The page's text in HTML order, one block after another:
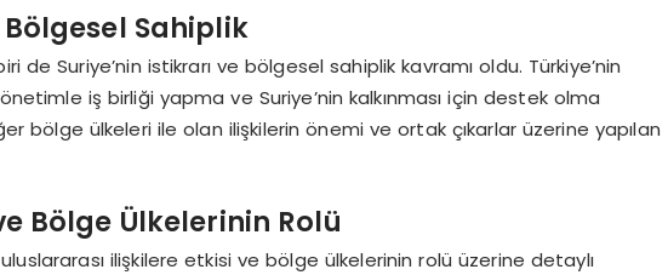
Bölgesel Sahiplik
de Suriye’nin istikrarı ve bölgesel sahiplik kavramı oldu. Türkiye’nin
iş birliği yapma ve Suriye’nin kalkınması için destek olma
bölge ülkeleri ile olan ilişkilerin önemi ve ortak çıkarlar üzerine yapılan
Bölge Ülkelerinin Rolü
ilişkilere etkisi ve bölge ülkelerinin rolü üzerine detaylı